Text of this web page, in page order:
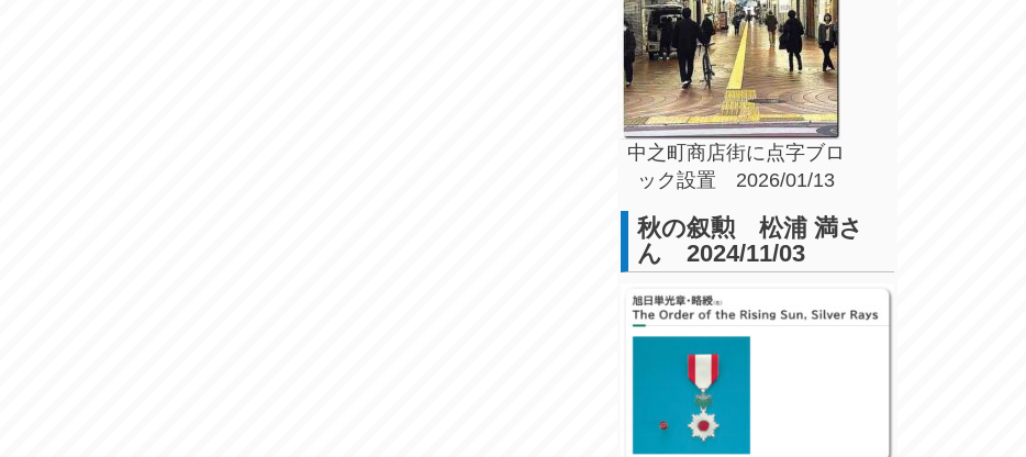
中之町商店街に点字ブロ
ック設置 2026/01/13
秋の叙勲 松浦 満さ
ん 2024/11/03